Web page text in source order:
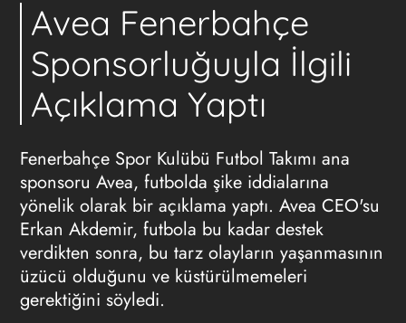
Avea Fenerbahçe
Sponsorluğuyla İlgili
Açıklama Yaptı
Fenerbahçe Spor Kulübü Futbol Takımı ana
sponsoru Avea, futbolda şike iddialarına
yönelik olarak bir açıklama yaptı. Avea CEO'su
Erkan Akdemir, futbola bu kadar destek
verdikten sonra, bu tarz olayların yaşanmasının
üzücü olduğunu ve küstürülmemeleri
gerektiğini söyledi.